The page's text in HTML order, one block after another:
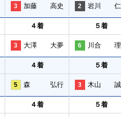
3 加藤 高史 2 岩川 仁
４着 ５着
3 大澤 大夢 6 川合 理
４着 ５着
5 森 弘行 3 木山 誠
４着 ５着